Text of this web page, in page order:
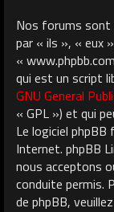
Nos forums sont
par « ils », « eux
«
qui est un script
GNU General
« GPL ») et qui
Le logiciel
Internet. phpBB
nous acceptons
conduite permis.
de phpBB,